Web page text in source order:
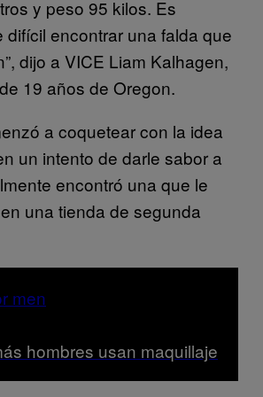
y peso 95 kilos. Es
difícil encontrar una falda que
dijo a VICE Liam Kalhagen,
19 años de Oregon.
a coquetear con la idea
un intento de darle sabor a
encontró una que le
una tienda de segunda
hombres usan maquillaje